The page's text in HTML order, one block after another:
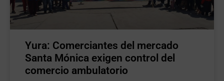
Yura: Comerciantes del mercado
Santa Mónica exigen control del
comercio ambulatorio